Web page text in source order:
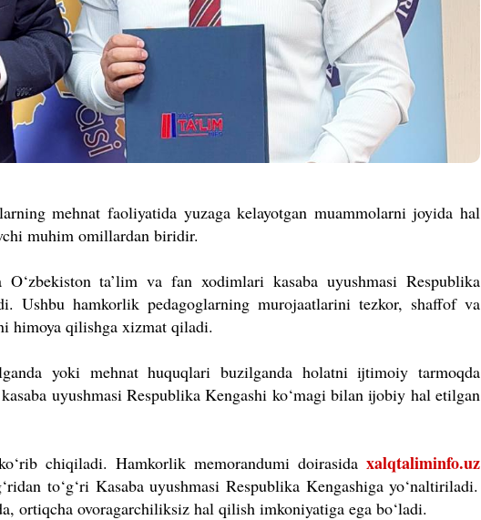
mehnat faoliyatida yuzaga kelayotgan muammolarni joyida hal
muhim omillardan biridir.
O‘zbekiston ta’lim va fan xodimlari kasaba uyushmasi Respublika
Ushbu hamkorlik pedagoglarning murojaatlarini tezkor, shaffof va
himoya qilishga xizmat qiladi.
yoki mehnat huquqlari buzilganda holatni ijtimoiy tarmoqda
uyushmasi Respublika Kengashi ko‘magi bilan ijobiy hal etilgan
chiqiladi. Hamkorlik memorandumi doirasida xalqtaliminfo.uz
to‘g‘ri Kasaba uyushmasi Respublika Kengashiga yo‘naltiriladi.
ortiqcha ovoragarchiliksiz hal qilish imkoniyatiga ega bo‘ladi.